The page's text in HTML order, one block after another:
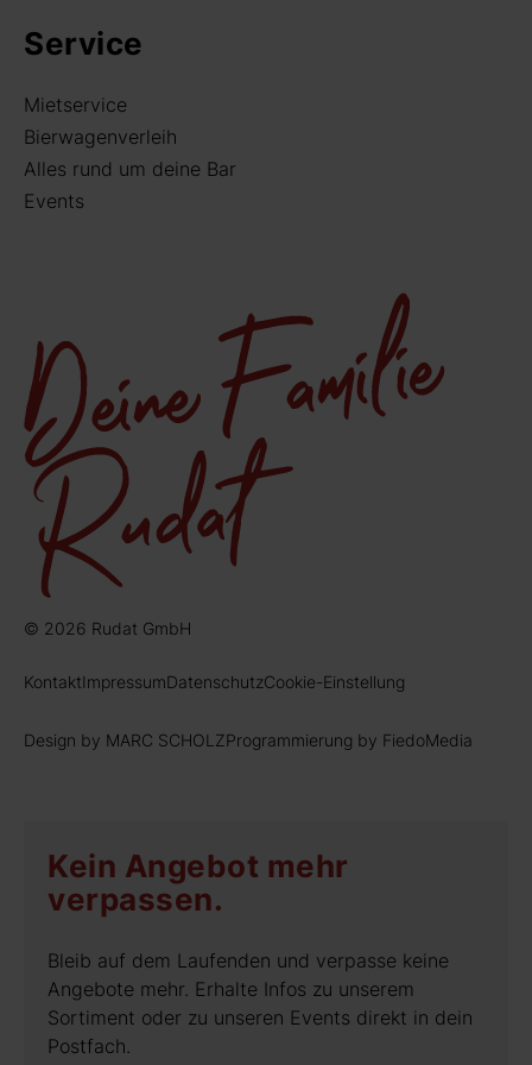
Service
Mietservice
Bierwagenverleih
Alles rund um deine Bar
Events
© 2026 Rudat GmbH
KontaktImpressumDatenschutzCookie-Einstellung
Design by MARC SCHOLZProgrammierung by FiedoMedia
Kein Angebot mehr
verpassen.
Bleib auf dem Laufenden und verpasse keine
Angebote mehr. Erhalte Infos zu unserem
Sortiment oder zu unseren Events direkt in dein
Postfach.